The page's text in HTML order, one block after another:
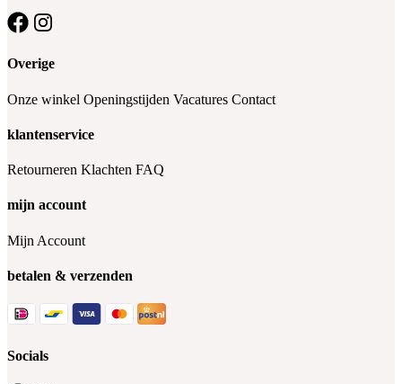
Overige
Onze winkel Openingstijden Vacatures Contact
klantenservice
Retourneren Klachten FAQ
mijn account
Mijn Account
betalen & verzenden
Socials